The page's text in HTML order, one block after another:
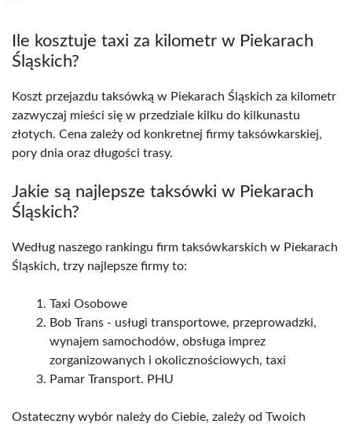
Ile kosztuje taxi za kilometr w Piekarach
Śląskich?
Koszt przejazdu taksówką w Piekarach Śląskich za kilometr
zazwyczaj mieści się w przedziale kilku do kilkunastu
złotych. Cena zależy od konkretnej firmy taksówkarskiej,
pory dnia oraz długości trasy.
Jakie są najlepsze taksówki w Piekarach
Śląskich?
Według naszego rankingu firm taksówkarskich w Piekarach
Śląskich, trzy najlepsze firmy to:
Taxi Osobowe
Bob Trans - usługi transportowe, przeprowadzki,
wynajem samochodów, obsługa imprez
zorganizowanych i okolicznościowych, taxi
Pamar Transport. PHU
Ostateczny wybór należy do Ciebie, zależy od Twoich